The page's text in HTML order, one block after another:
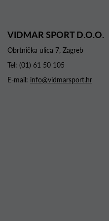
VIDMAR SPORT D.O.O.
Obrtnička ulica 7, Zagreb
Tel: (01) 61 50 105
E-mail: info@vidmarsport.hr